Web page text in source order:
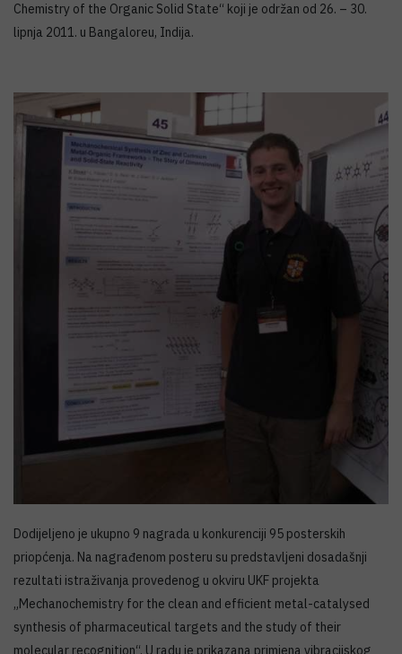
Chemistry of the Organic Solid State“ koji je održan od 26. – 30.
lipnja 2011. u Bangaloreu, Indija.
Dodijeljeno je ukupno 9 nagrada u konkurenciji 95 posterskih
priopćenja. Na nagrađenom posteru su predstavljeni dosadašnji
rezultati istraživanja provedenog u okviru UKF projekta
„Mechanochemistry for the clean and efficient metal-catalysed
synthesis of pharmaceutical targets and the study of their
molecular recognition“. U radu je prikazana primjena vibracijskog